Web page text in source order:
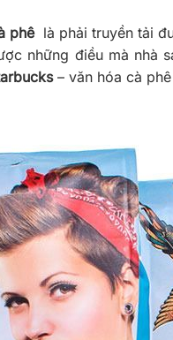
phêlà phải truyền tải
những điều mà nhà
– văn hóa cà